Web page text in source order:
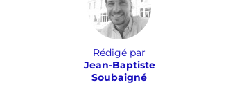
Rédigé par
Jean-Baptiste
Soubaigné